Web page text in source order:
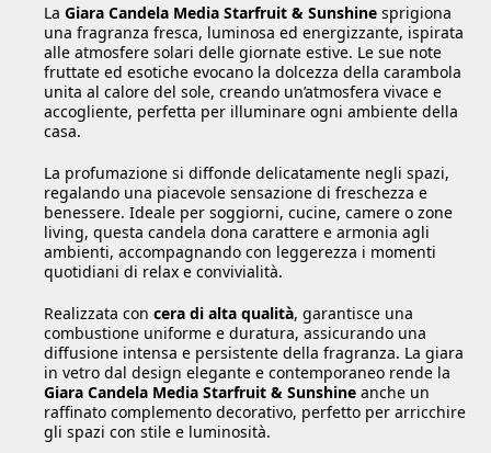
La Giara Candela Media Starfruit & Sunshine sprigiona
una fragranza fresca, luminosa ed energizzante, ispirata
alle atmosfere solari delle giornate estive. Le sue note
fruttate ed esotiche evocano la dolcezza della carambola
unita al calore del sole, creando un’atmosfera vivace e
accogliente, perfetta per illuminare ogni ambiente della
casa.
La profumazione si diffonde delicatamente negli spazi,
regalando una piacevole sensazione di freschezza e
benessere. Ideale per soggiorni, cucine, camere o zone
living, questa candela dona carattere e armonia agli
ambienti, accompagnando con leggerezza i momenti
quotidiani di relax e convivialità.
Realizzata con cera di alta qualità, garantisce una
combustione uniforme e duratura, assicurando una
diffusione intensa e persistente della fragranza. La giara
in vetro dal design elegante e contemporaneo rende la
Giara Candela Media Starfruit & Sunshine anche un
raffinato complemento decorativo, perfetto per arricchire
gli spazi con stile e luminosità.